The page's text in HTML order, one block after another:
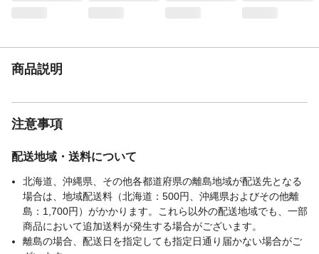
商品説明
注意事項
配送地域・送料について
北海道、沖縄県、その他各都道府県の離島地域が配送先となる
場合は、地域配送料（北海道：500円、沖縄県およびその他離
島：1,700円）がかかります。これら以外の配送地域でも、一部
商品において追加送料が発生する場合がございます。
離島の場合、配送日を指定しても指定日通り届かない場合がご